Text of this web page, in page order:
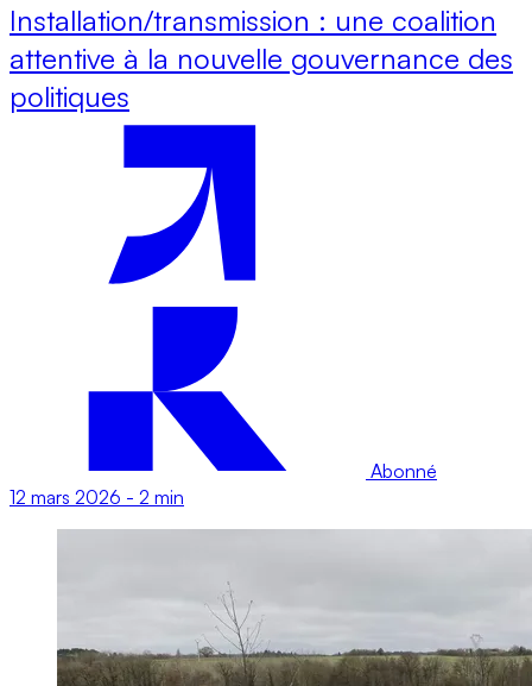
Installation/transmission : une coalition
attentive à la nouvelle gouvernance des
politiques
Abonné
12 mars 2026 - 2 min